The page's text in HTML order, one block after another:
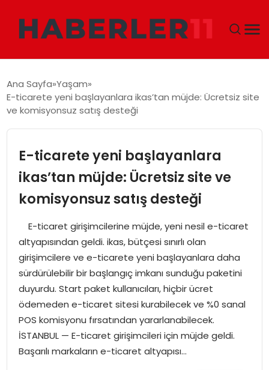
DÜNYA
TEKNOLOJI
EĞITIM
MAGAZIN
SPOR
YAŞAM
Ana Sayfa Yaşam
E-ticarete yeni başlayanlara ikas’tan müjde: Ücretsiz site
ve komisyonsuz satış desteği
E-ticarete yeni başlayanlara
ikas’tan müjde: Ücretsiz site ve
komisyonsuz satış desteği
E-ticaret girişimcilerine müjde, yeni nesil e-ticaret
altyapısından geldi. ikas, bütçesi sınırlı olan
girişimcilere ve e-ticarete yeni başlayanlara daha
sürdürülebilir bir başlangıç imkanı sunduğu paketini
duyurdu. Start paket kullanıcıları, hiçbir ücret
ödemeden e-ticaret sitesi kurabilecek ve %0 sanal
POS komisyonu fırsatından yararlanabilecek.
İSTANBUL — E-ticaret girişimcileri için müjde geldi.
Başarılı markaların e-ticaret altyapısı…